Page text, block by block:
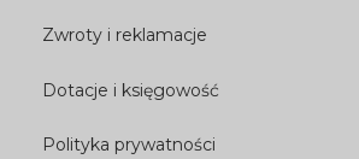
Zwroty i reklamacje
Dotacje i księgowość
Polityka prywatności